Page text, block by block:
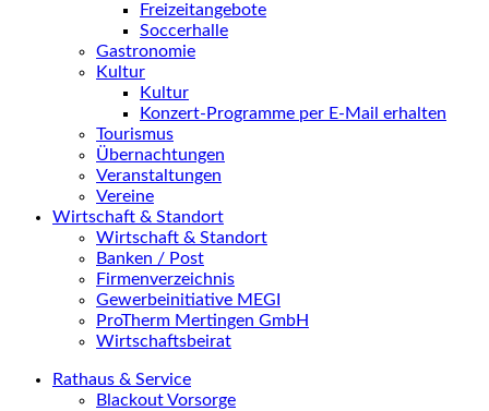
Freizeitangebote
Soccerhalle
Gastronomie
Kultur
Kultur
Konzert-Programme per E-Mail erhalten
Tourismus
Übernachtungen
Veranstaltungen
Vereine
Wirtschaft & Standort
Wirtschaft & Standort
Banken / Post
Firmenverzeichnis
Gewerbeinitiative MEGI
ProTherm Mertingen GmbH
Wirtschaftsbeirat
Rathaus & Service
Blackout Vorsorge